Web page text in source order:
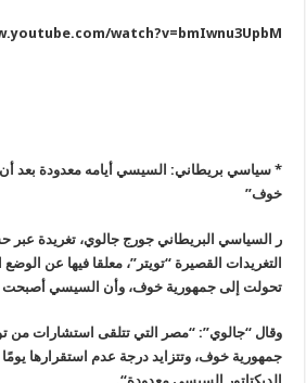
watch?v=bmIwnu3UpbM
* سياسي بريطاني: السيسي أيامه معدودة بعد
خوف”
ر السياسي البريطاني جورج جالوي، تغريدة
التغريدات القصيرة “تويتر”، معلقا فيها عن
تحولت إلى جمهورية خوف، وأن السيسي أصبحت
وقال“جالوي”: “مصر التي تتلقى استشارات من
جمهورية خوف، وتتزايد درجة عدم استقرارها يومًا